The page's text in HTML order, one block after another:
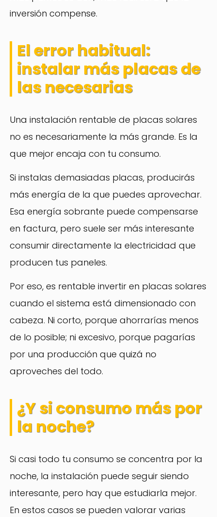
inversión compense.
El error habitual:
instalar más placas de
las necesarias
Una instalación rentable de placas solares
no es necesariamente la más grande. Es la
que mejor encaja con tu consumo.
Si instalas demasiadas placas, producirás
más energía de la que puedes aprovechar.
Esa energía sobrante puede compensarse
en factura, pero suele ser más interesante
consumir directamente la electricidad que
producen tus paneles.
Por eso, es rentable invertir en placas solares
cuando el sistema está dimensionado con
cabeza. Ni corto, porque ahorrarías menos
de lo posible; ni excesivo, porque pagarías
por una producción que quizá no
aproveches del todo.
¿Y si consumo más por
la noche?
Si casi todo tu consumo se concentra por la
noche, la instalación puede seguir siendo
interesante, pero hay que estudiarla mejor.
En estos casos se pueden valorar varias